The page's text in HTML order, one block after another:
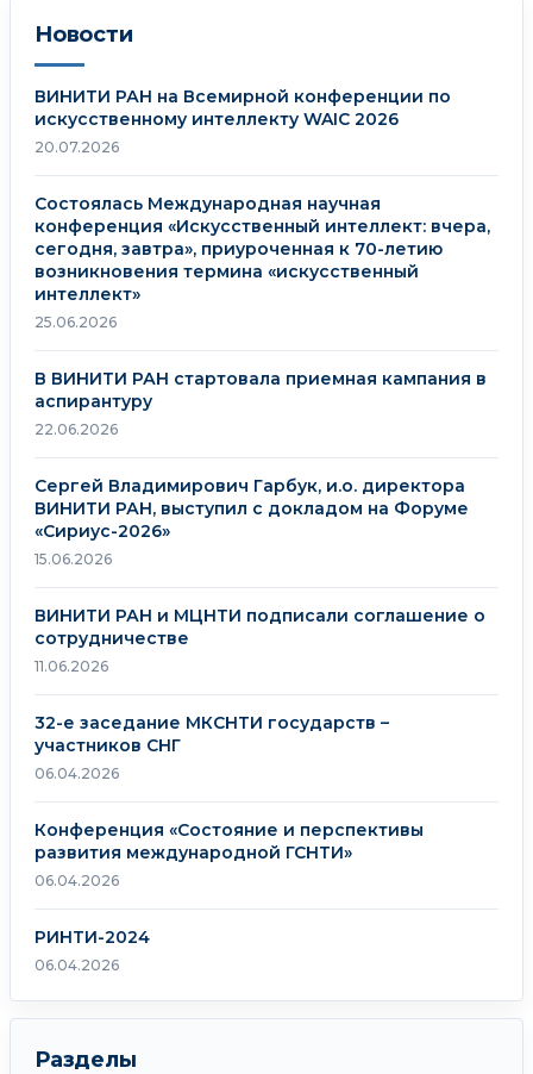
Новости
ВИНИТИ РАН на Всемирной конференции по
искусственному интеллекту WAIC 2026
20.07.2026
Состоялась Международная научная
конференция «Искусственный интеллект: вчера,
сегодня, завтра», приуроченная к 70-летию
возникновения термина «искусственный
интеллект»
25.06.2026
В ВИНИТИ РАН стартовала приемная кампания в
аспирантуру
22.06.2026
Сергей Владимирович Гарбук, и.о. директора
ВИНИТИ РАН, выступил с докладом на Форуме
«Сириус-2026»
15.06.2026
ВИНИТИ РАН и МЦНТИ подписали соглашение о
сотрудничестве
11.06.2026
32-е заседание МКСНТИ государств –
участников СНГ
06.04.2026
Конференция «Состояние и перспективы
развития международной ГСНТИ»
06.04.2026
РИНТИ-2024
06.04.2026
Разделы